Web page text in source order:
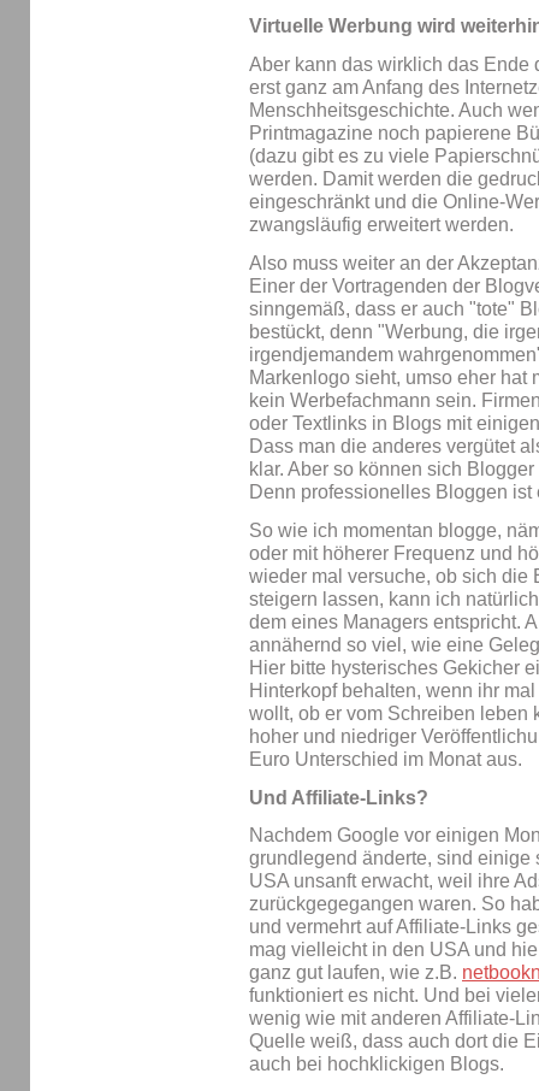
Virtuelle Werbung wird
Aber kann das wirklich das Ende
erst ganz am Anfang des
Menschheitsgeschichte. Auch
Printmagazine noch papierene
(dazu gibt es zu viele
werden. Damit werden die
eingeschränkt und die Online-
zwangsläufig erweitert werden.
Also muss weiter an der
Einer der Vortragenden der
sinngemäß, dass er auch "tote"
bestückt, denn "Werbung, die
irgendjemandem
Markenlogo sieht, umso eher hat
kein Werbefachmann sein.
oder Textlinks in Blogs mit
Dass man die anderes vergütet
klar. Aber so können sich
Denn professionelles Bloggen ist
So wie ich momentan blogge,
oder mit höherer Frequenz und
wieder mal versuche, ob sich die
steigern lassen, kann ich
dem eines Managers entspricht.
annähernd so viel, wie eine
Hier bitte hysterisches Gekicher
Hinterkopf behalten, wenn ihr
wollt, ob er vom Schreiben leben
hoher und niedriger
Euro Unterschied im Monat aus.
Und Affiliate-Links?
Nachdem Google vor einigen
grundlegend änderte, sind
USA unsanft erwacht, weil ihre
zurückgegegangen waren. So
und vermehrt auf Affiliate-Links
mag vielleicht in den USA und
ganz gut laufen, wie z.B.
funktioniert es nicht. Und bei
wenig wie mit anderen Affiliate-
Quelle weiß, dass auch dort die
auch bei hochklickigen Blogs.